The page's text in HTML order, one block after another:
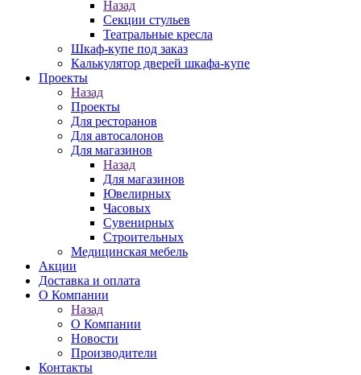
Назад
Секции стульев
Театральные кресла
Шкаф-купе под заказ
Калькулятор дверей шкафа-купе
Проекты
Назад
Проекты
Для ресторанов
Для автосалонов
Для магазинов
Назад
Для магазинов
Ювелирных
Часовых
Сувенирных
Строительных
Медицинская мебель
Акции
Доставка и оплата
О Компании
Назад
О Компании
Новости
Производители
Контакты